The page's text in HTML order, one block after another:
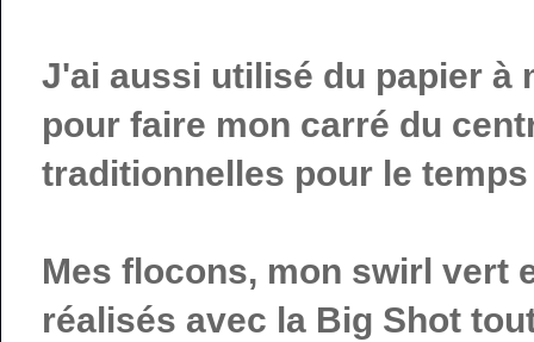
J'ai aussi utilisé du papier à
pour faire mon carré du
traditionnelles pour le temps
Mes flocons, mon swirl vert
réalisés avec la Big Shot